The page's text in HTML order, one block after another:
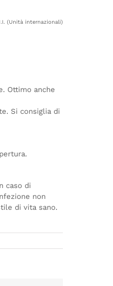
(Unità internazionali)
Ottimo anche
Si consiglia di
caso di
non
di vita sano.